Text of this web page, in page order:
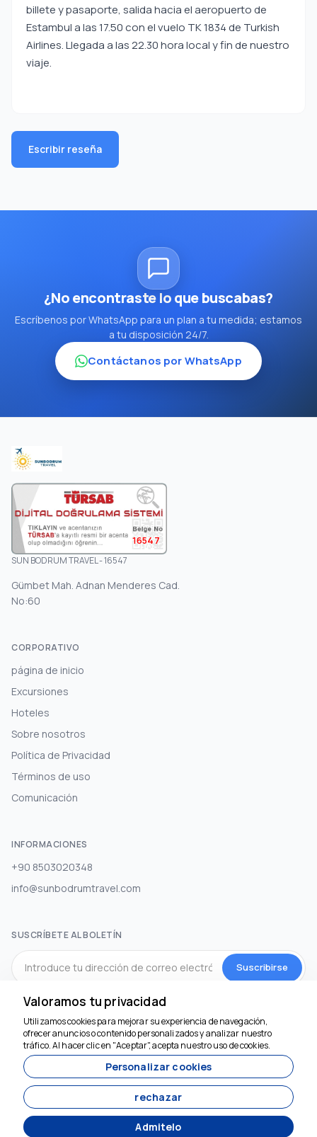
billete y pasaporte, salida hacia el aeropuerto de
Estambul a las 17.50 con el vuelo TK 1834 de Turkish
Airlines. Llegada a las 22.30 hora local y fin de nuestro
viaje.
Escribir reseña
¿No encontraste lo que buscabas?
Escríbenos por WhatsApp para un plan a tu medida; estamos
a tu disposición 24/7.
Contáctanos por WhatsApp
16547
SUN BODRUM TRAVEL - 16547
Gümbet Mah. Adnan Menderes Cad.
No:60
CORPORATIVO
página de inicio
Excursiones
Hoteles
Sobre nosotros
Política de Privacidad
Términos de uso
Comunicación
INFORMACIONES
+90 8503020348
info@sunbodrumtravel.com
SUSCRÍBETE AL BOLETÍN
Suscribirse
MEDIOS DE COMUNICACIÓN SOCIAL
Valoramos tu privacidad
Utilizamos cookies para mejorar su experiencia de navegación,
ofrecer anuncios o contenido personalizados y analizar nuestro
tráfico. Al hacer clic en "Aceptar", acepta nuestro uso de cookies.
Personalizar cookies
rechazar
Admitelo
Estamos aquí para
ayudar